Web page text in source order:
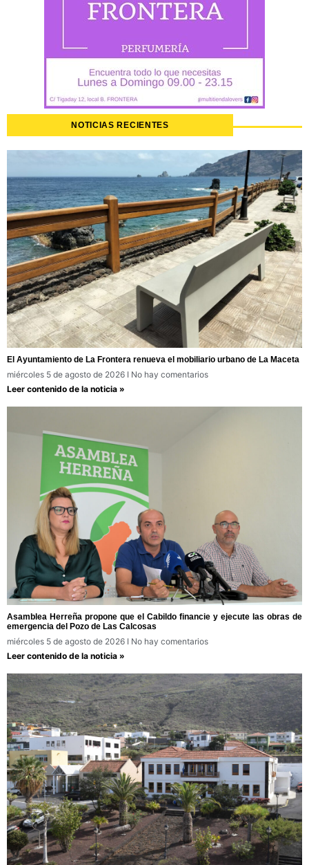
NOTICIAS RECIENTES
El Ayuntamiento de La Frontera renueva el mobiliario urbano de La Maceta
miércoles 5 de agosto de 2026
No hay comentarios
Leer contenido de la noticia »
Asamblea Herreña propone que el Cabildo financie y ejecute las obras de
emergencia del Pozo de Las Calcosas
miércoles 5 de agosto de 2026
No hay comentarios
Leer contenido de la noticia »